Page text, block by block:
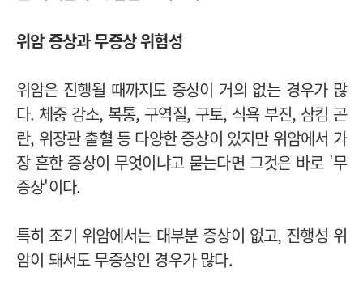
위암 증상과 무증상 위험성
위암은 진행될 때까지도 증상이 거의 없는 경우가 많
다. 체중 감소, 복통, 구역질, 구토, 식욕 부진, 삼킴 곤
란, 위장관 출혈 등 다양한 증상이 있지만 위암에서 가
장 흔한 증상이 무엇이냐고 묻는다면 그것은 바로 '무
증상'이다.
특히 조기 위암에서는 대부분 증상이 없고, 진행성 위
암이 돼서도 무증상인 경우가 많다.